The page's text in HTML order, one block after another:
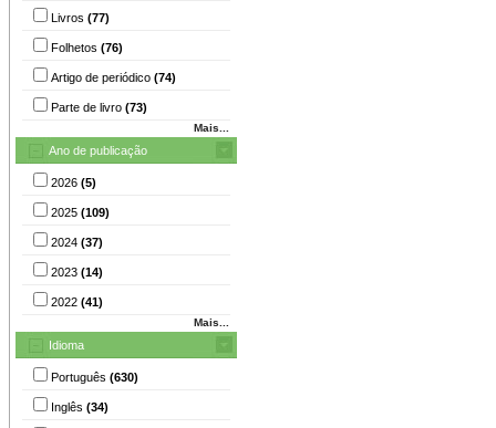
Livros (77)
Folhetos (76)
Artigo de periódico (74)
Parte de livro (73)
Mais...
Ano de publicação
2026 (5)
2025 (109)
2024 (37)
2023 (14)
2022 (41)
Mais...
Idioma
Português (630)
Inglês (34)